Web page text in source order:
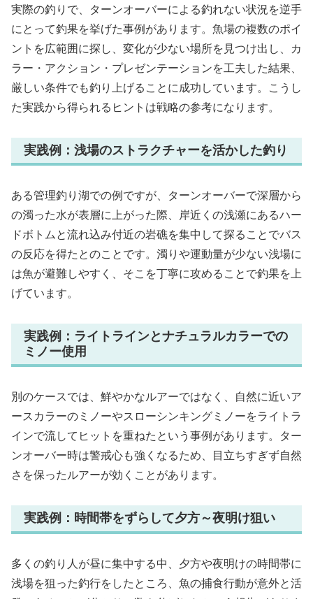
実際の釣りで、ターンオーバーによる釣れない状況を逆手
にとって釣果を挙げた事例があります。魚場の複数のポイ
ントを広範囲に探し、変化が少ない場所を見つけ出し、カ
ラー・アクション・プレゼンテーションを工夫した結果、
厳しい条件でも釣り上げることに成功しています。こうし
た実践から得られるヒントは戦略の参考になります。
実践例：浅場のストラクチャーを活かした釣り
ある管理釣り湖での例ですが、ターンオーバーで深層から
の濁った水が表層に上がった際、岸近くの浅瀬にあるハー
ドボトムと流れ込み付近の岩礁を集中して探ることでバス
の反応を得たとのことです。濁りや運動量が少ない浅場に
は魚が避難しやすく、そこを丁寧に攻めることで釣果を上
げています。
実践例：ライトラインとナチュラルカラーでの
ミノー使用
別のケースでは、鮮やかなルアーではなく、自然に近いア
ースカラーのミノーやスローシンキングミノーをライトラ
インで流してヒットを重ねたという事例があります。ター
ンオーバー時は警戒心も強くなるため、目立ちすぎず自然
さを保ったルアーが効くことがあります。
実践例：時間帯をずらして夕方～夜明け狙い
多くの釣り人が昼に集中する中、夕方や夜明けの時間帯に
浅場を狙った釣行をしたところ、魚の捕食行動が意外と活